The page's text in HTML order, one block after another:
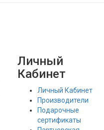
Личный
Кабинет
Личный Кабинет
Производители
Подарочные
сертификаты